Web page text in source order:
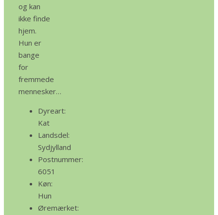
og kan
ikke finde
hjem.
Hun er
bange
for
fremmede
mennesker…
Dyreart:
Kat
Landsdel:
Sydjylland
Postnummer:
6051
Køn:
Hun
Øremærket: